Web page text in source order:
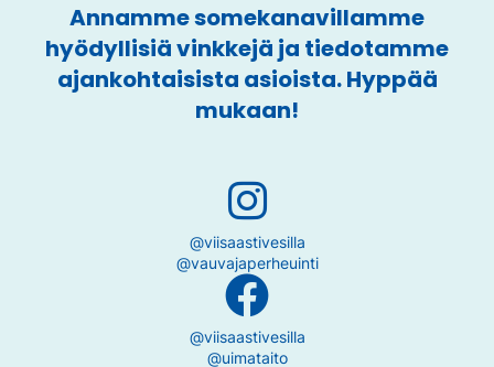
Annamme somekanavillamme
hyödyllisiä vinkkejä ja tiedotamme
ajankohtaisista asioista. Hyppää
mukaan!
@viisaastivesilla
@vauvajaperheuinti
@viisaastivesilla
@uimataito